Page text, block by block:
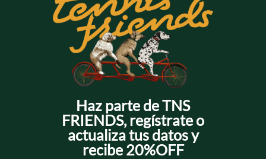
Haz parte de TNS
FRIENDS, regístrate o
actualiza tus datos y
recibe 20%OFF